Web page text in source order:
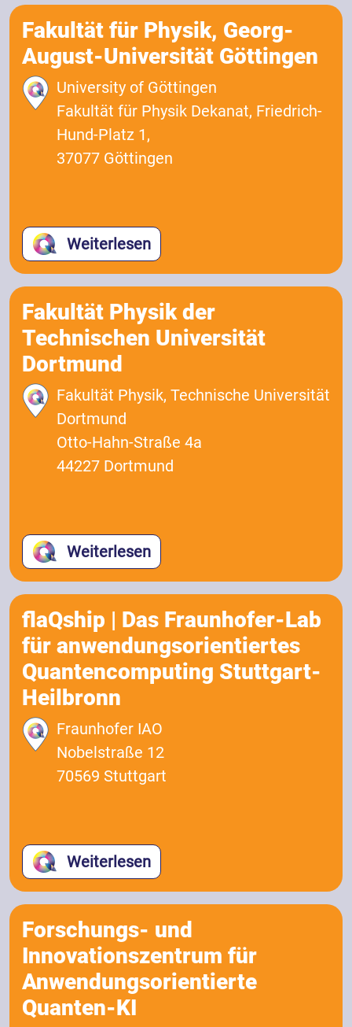
Fakultät für Physik, Georg-
August-Universität Göttingen
University of Göttingen
Fakultät für Physik Dekanat, Friedrich-
Hund-Platz 1,
37077 Göttingen
Weiterlesen
Fakultät Physik der
Technischen Universität
Dortmund
Fakultät Physik, Technische Universität
Dortmund
Otto-Hahn-Straße 4a
44227 Dortmund
Weiterlesen
flaQship | Das Fraunhofer-Lab
für anwendungsorientiertes
Quantencomputing Stuttgart-
Heilbronn
Fraunhofer IAO
Nobelstraße 12
70569 Stuttgart
Weiterlesen
Forschungs- und
Innovationszentrum für
Anwendungsorientierte
Quanten-KI